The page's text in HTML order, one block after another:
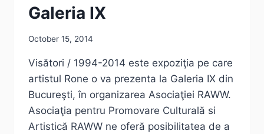
Galeria IX
October 15, 2014
Visători / 1994-2014 este expoziţia pe care
artistul Rone o va prezenta la Galeria IX din
Bucureşti, în organizarea Asociaţiei RAWW.
Asociaţia pentru Promovare Culturală si
Artistică RAWW ne oferă posibilitatea de a